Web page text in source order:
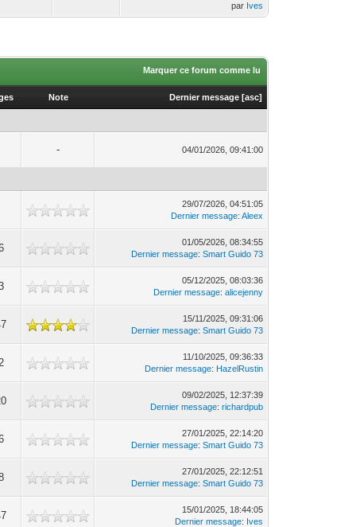
par Ives
Marquer ce forum comme lu
Note Dernier message [asc]
- 04/01/2026, 09:41:00
29/07/2026, 04:51:05
Dernier message:Aleex
01/05/2026, 08:34:55
Dernier message:Smart Guido 73
05/12/2025, 08:03:36
Dernier message:alicejenny
15/11/2025, 09:31:06
Dernier message:Smart Guido 73
11/10/2025, 09:36:33
Dernier message: HazelRustin
09/02/2025, 12:37:39
Dernier message:richardpub
27/01/2025, 22:14:20
Dernier message:Smart Guido 73
27/01/2025, 22:12:51
Dernier message:Smart Guido 73
15/01/2025, 18:44:05
Dernier message: Ives